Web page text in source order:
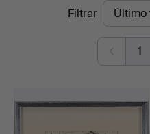
Auktionsverk
Filtrar
1